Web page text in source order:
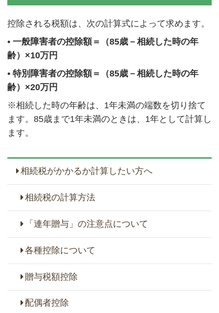
控除される税額は、次の計算式によって求めます。
• 一般障害者の控除額＝（85歳－相続した時の年
齢）×10万円
• 特別障害者の控除額＝（85歳－相続した時の年
齢）×20万円
※相続した時の年齢は、1年未満の端数を切り捨て
ます。85歳まで1年未満のときは、1年として計算し
ます。
相続税がかかるか計算したい方へ
相続税の計算方法
「連年贈与」の注意点について
各種控除について
贈与税額控除
配偶者控除